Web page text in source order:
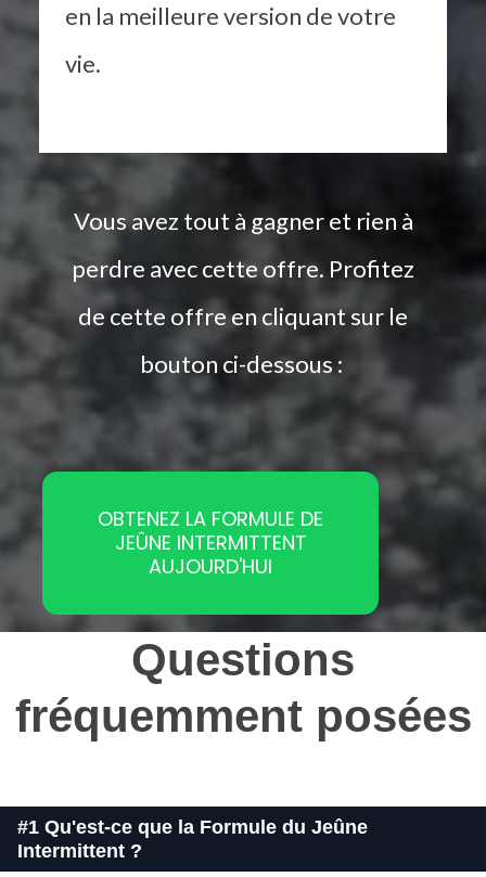
en la meilleure version de votre
vie.
Vous avez tout à gagner et rien à
perdre avec cette offre. Profitez
de cette offre en cliquant sur le
bouton ci-dessous :
OBTENEZ LA FORMULE DE
JEÛNE INTERMITTENT
AUJOURD'HUI
Questions
fréquemment posées
#1 Qu'est-ce que la Formule du Jeûne
Intermittent ?